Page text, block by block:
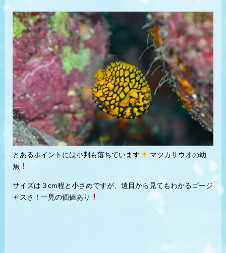
とあるポイントには小判も落ちています
マツカサウオの幼
魚
サイズは３cm程と小さめですが、遠目から見てもわかるゴージ
ャスさ！一見の価値あり